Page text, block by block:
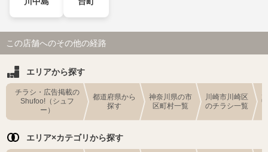
この店舗へのその他の経路
エリアから探す
チラシ・広告掲載の
Shufoo!（シュフ
ー）
都道府県から
探す
神奈川県の市
区町村一覧
川崎市川崎区
のチラシ一覧
エリア×カテゴリから探す